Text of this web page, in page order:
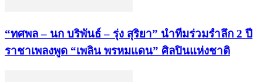
“ทศพล – นก บริพันธ์ – รุ่ง สุริยา” นำทีมร่วมรำลึก 2 ปี
ราชาเพลงพูด “เพลิน พรหมแดน” ศิลปินแห่งชาติ